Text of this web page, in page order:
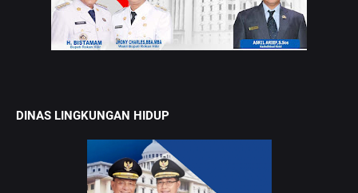
DINAS LINGKUNGAN HIDUP